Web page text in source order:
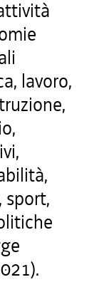
lavoro,
sport,